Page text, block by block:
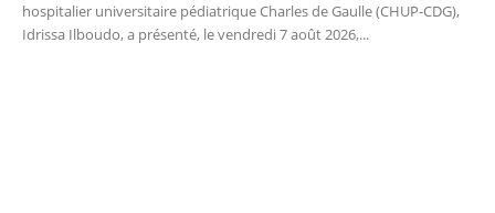
hospitalier universitaire pédiatrique Charles de Gaulle (CHUP-CDG),
Idrissa Ilboudo, a présenté, le vendredi 7 août 2026,...